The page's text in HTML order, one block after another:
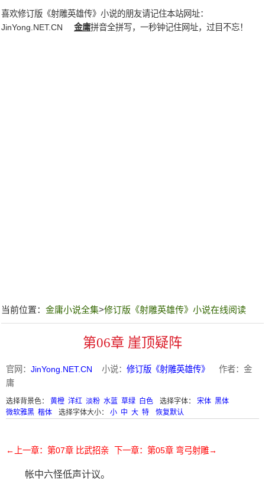
喜欢修订版《射雕英雄传》小说的朋友请记住本站网址：
JinYong.NET.CN
金庸拼音全拼写，一秒钟记住网址，过目不忘！
当前位置： 金庸小说全集>修订版《射雕英雄传》小说在线阅读
第06章 崖顶疑阵
官网： JinYong.NET.CN 小说： 修订版《射雕英雄传》
作者：金
庸
选择背景色： 黄橙 洋红 淡粉 水蓝 草绿 白色 选择字体： 宋体 黑体
微软雅黑 楷体 选择字体大小： 小 中 大 特 恢复默认
←上一章：第07章 比武招亲 下一章：第05章 弯弓射雕→
帐中六怪低声计议。